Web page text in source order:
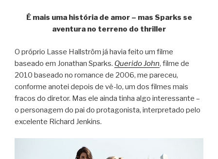
É mais uma história de amor – mas Sparks se
aventura no terreno do thriller
O próprio Lasse Hallström já havia feito um filme
baseado em Jonathan Sparks. Querido John, filme de
2010 baseado no romance de 2006, me pareceu,
conforme anotei depois de vê-lo, um dos filmes mais
fracos do diretor. Mas ele ainda tinha algo interessante –
o personagem do pai do protagonista, interpretado pelo
excelente Richard Jenkins.